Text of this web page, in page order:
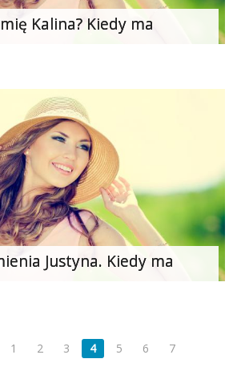
Kalina? Kiedy ma
Justyna. Kiedy ma
1 2 3 4 5 6
7